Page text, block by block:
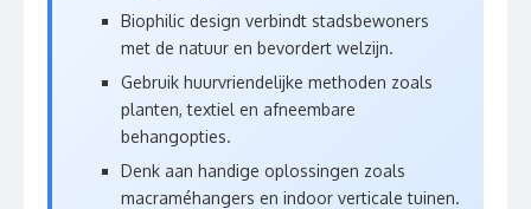
Biophilic design verbindt stadsbewoners
met de natuur en bevordert welzijn.
Gebruik huurvriendelijke methoden zoals
planten, textiel en afneembare
behangopties.
Denk aan handige oplossingen zoals
macraméhangers en indoor verticale tuinen.